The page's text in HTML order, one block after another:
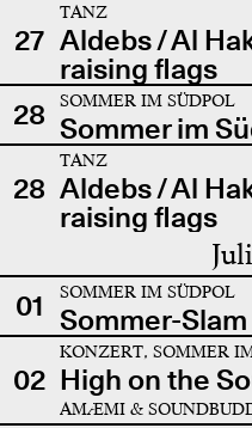
27
TANZ
Aldebs / Al
raising flags
28
SOMMER IM SÜDPOL
Sommer im
28
TANZ
Aldebs / Al
raising flags
01 SOMMER IM SÜDPOL
Sommer-Slam
02
KONZERT, SOMMER
High on the
AMÆMI &